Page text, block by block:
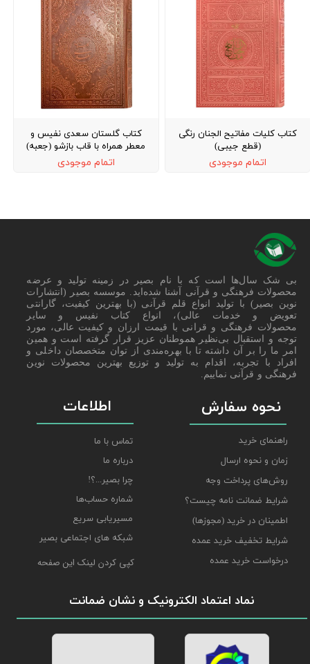
کتاب کلیات مفاتیح الجنان رنگی
(قطع جیبی)
اتمام موجودی
کتاب گلستان سعدی نفیس و
معطر همراه با قاب بازشو (جعبه)
اتمام موجودی
نحوه سفارش
راهنمای خرید
زمان و نحوه ارسال
روش‌های پرداخت وجه
شرایط ضمانت نامه چیست؟
اطمینان در خرید (مجوزها)
شرایط تخفیف خرید عمده
درخواست خرید عمده
نماد اعتماد الکترونیک و نشان ضمانت
اطلاعات
تماس با ما
درباره ما
چرا بصیر...؟!
شماره حساب‌ها
مسیریابی سریع
شبکه های اجتماعی بصیر
بی شک سال‌ها است که با نام بصیر در زمینه تولید و عرضه
محصولات فرهنگی و قرآنی آشنا شده‌اید. موسسه بصیر (انتشارات
نوین بصیر) با تولید انواع قلم قرآنی (با بهترین کیفیت، گارانتی
تعویض و خدمات عالی)، انواع کتاب نفیس و سایر
محصولات فرهنگی و قرانی با قیمت ارزان و کیفیت عالی، مورد
توجه و استقبال بی‌نظیر هموطنان عزیز قرار گرفته است و همین
امر ما را بر آن داشته تا با بهره‌مندی از توان متخصصان داخلی و
افراد با تجربه، اقدام به تولید و توزیع بهترین محصولات نوین
فرهنگی و قرآنی نماییم.
کپی کردن لینک این صفحه